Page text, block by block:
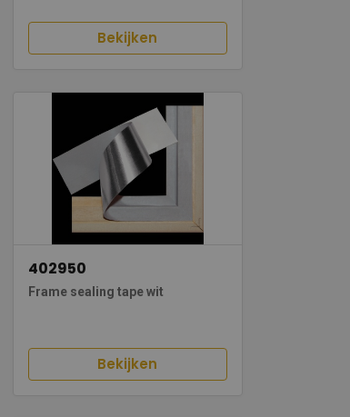
Bekijken
402950
Frame sealing tape wit
Bekijken